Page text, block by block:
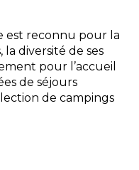
est reconnu pour la
diversité de ses
pour l’accueil
de séjours
de campings